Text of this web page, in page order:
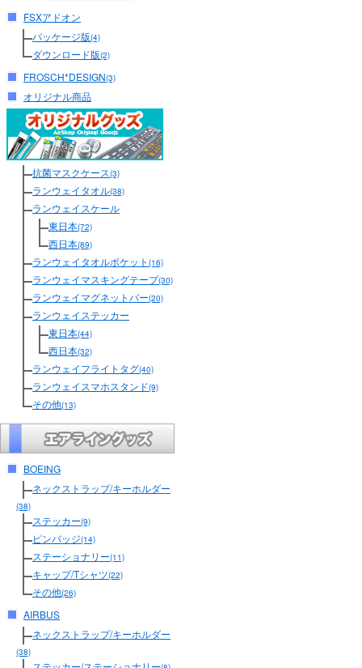
FSXアドオン
パッケージ版(4)
ダウンロード版(2)
FROSCH*DESIGN(3)
オリジナル商品
抗菌マスクケース(3)
ランウェイタオル(38)
ランウェイスケール
東日本(72)
西日本(89)
ランウェイタオルポケット (16)
ランウェイマスキングテープ(30)
ランウェイマグネットバー(20)
ランウェイステッカー
東日本(44)
西日本(32)
ランウェイフライトタグ(40)
ランウェイスマホスタンド(9)
その他(13)
BOEING
ネックストラップ/キーホルダー
(38)
ステッカー(9)
ピンバッジ(14)
ステーショナリー(11)
キャップ/Tシャツ(22)
その他(26)
AIRBUS
ネックストラップ/キーホルダー
(38)